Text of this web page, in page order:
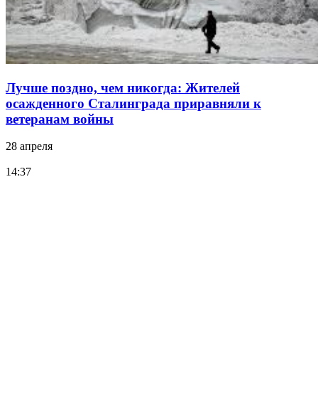
Лучше поздно, чем никогда: Жителей
осажденного Сталинграда приравняли к
ветеранам войны
28 апреля
14:37